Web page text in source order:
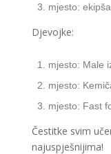
mjesto:
Djevojke:
mjesto: Male
mjesto:
mjesto: Fast
Čestitke svim
najuspješnijima!